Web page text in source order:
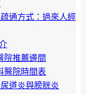
通方式：過來人經
院推薦邊間
醫院時間表
道炎與膀胱炎